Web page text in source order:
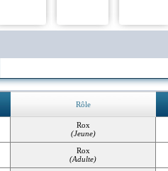
Rôle
Rox
(Jeune)
Rox
(Adulte)